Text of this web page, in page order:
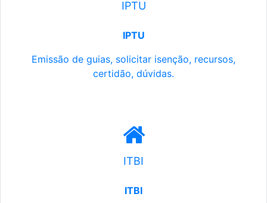
IPTU
IPTU
Emissão de guias, solicitar isenção, recursos,
certidão, dúvidas.
ITBI
ITBI